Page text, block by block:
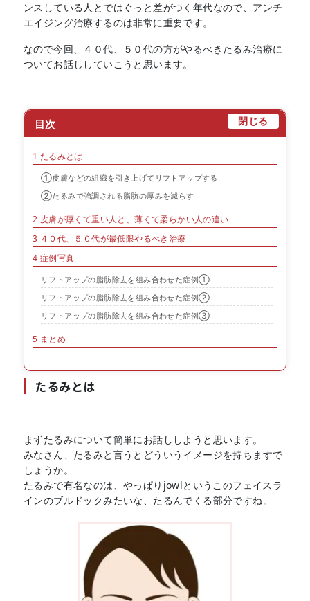
ンスしている人とではぐっと差がつく年代なので、アンチ
エイジング治療するのは非常に重要です。
なので今回、４０代、５０代の方がやるべきたるみ治療に
ついてお話ししていこうと思います。
目次 閉じる
1 たるみとは
①皮膚などの組織を引き上げてリフトアップする
②たるみで強調される脂肪の厚みを減らす
2 皮膚が厚くて重い人と、薄くて柔らかい人の違い
3 ４０代、５０代が最低限やるべき治療
4 症例写真
リフトアップの脂肪除去を組み合わせた症例①
リフトアップの脂肪除去を組み合わせた症例②
リフトアップの脂肪除去を組み合わせた症例③
5 まとめ
たるみとは
まずたるみについて簡単にお話ししようと思います。
みなさん、たるみと言うとどういうイメージを持ちますで
しょうか。
たるみで有名なのは、やっぱりjowlというこのフェイスラ
インのブルドックみたいな、たるんでくる部分ですね。